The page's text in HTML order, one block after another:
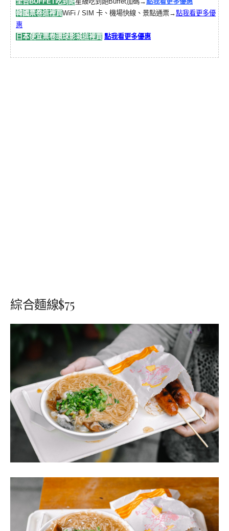
韓國票卷這裡買WiFi / SIM 卡、機場快線、景點通票→點我看更多優
惠
日本便宜票卷環球影城這裡買 點我看更多優惠
綜合麵線$75